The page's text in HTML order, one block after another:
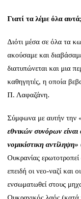
Γιατί τα λέμε όλα
Διότι μέσα σε όλα τα
ακούσαμε και
διατυπώνεται και μια
καθηγητές, η οποία
Π. Λαφαζάνη.
Σύμφωνα με αυτήν
εθνικών συνόρων είναι
νομικίστικη αντίληψη»
Ουκρανίας
επειδή οι νεο-ναζί και
ενσωματωθεί στους
Ουκρανικός λαός (κατά